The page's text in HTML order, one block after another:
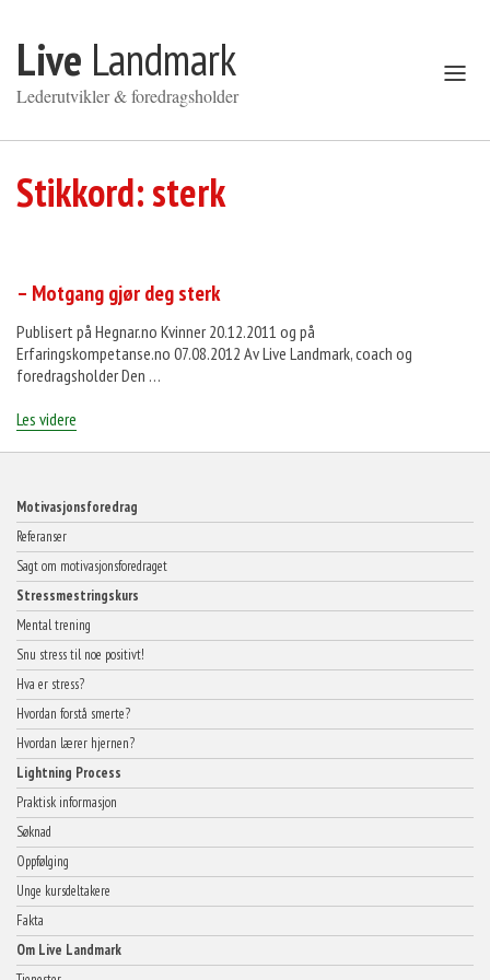
Live Landmark
Lederutvikler & foredragsholder
Åpne
meny
Stikkord:sterk
– Motgang gjør deg sterk
Publisert på Hegnar.no Kvinner 20.12.2011 og på
Erfaringskompetanse.no 07.08.2012 Av Live Landmark, coach og
foredragsholder Den …
Les videre
sterk»
Motivasjonsforedrag
Referanser
Sagt om motivasjonsforedraget
Stressmestringskurs
Mental trening
Snu stress til noe positivt!
Hva er stress?
Hvordan forstå smerte?
Hvordan lærer hjernen?
Lightning Process
Praktisk informasjon
Søknad
Oppfølging
Unge kursdeltakere
Fakta
Om Live Landmark